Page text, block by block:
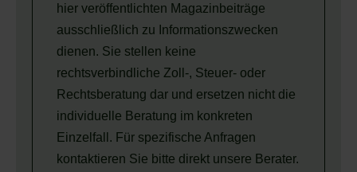
hier veröffentlichten Magazinbeiträge
ausschließlich zu Informationszwecken
dienen. Sie stellen keine
rechtsverbindliche Zoll-, Steuer- oder
Rechtsberatung dar und ersetzen nicht die
individuelle Beratung im konkreten
Einzelfall. Für spezifische Anfragen
kontaktieren Sie bitte direkt unsere Berater.